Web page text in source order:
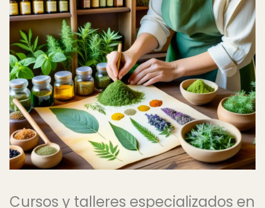
Cursos y talleres especializados en